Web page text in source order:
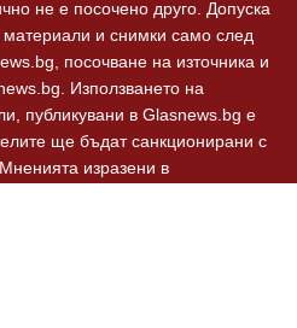
не е посочено друго. Допуска
материали и снимки само след
посочване на източника и
Използването на
публикувани в Glasnews.bg е
ще бъдат санкционирани с
изразени в